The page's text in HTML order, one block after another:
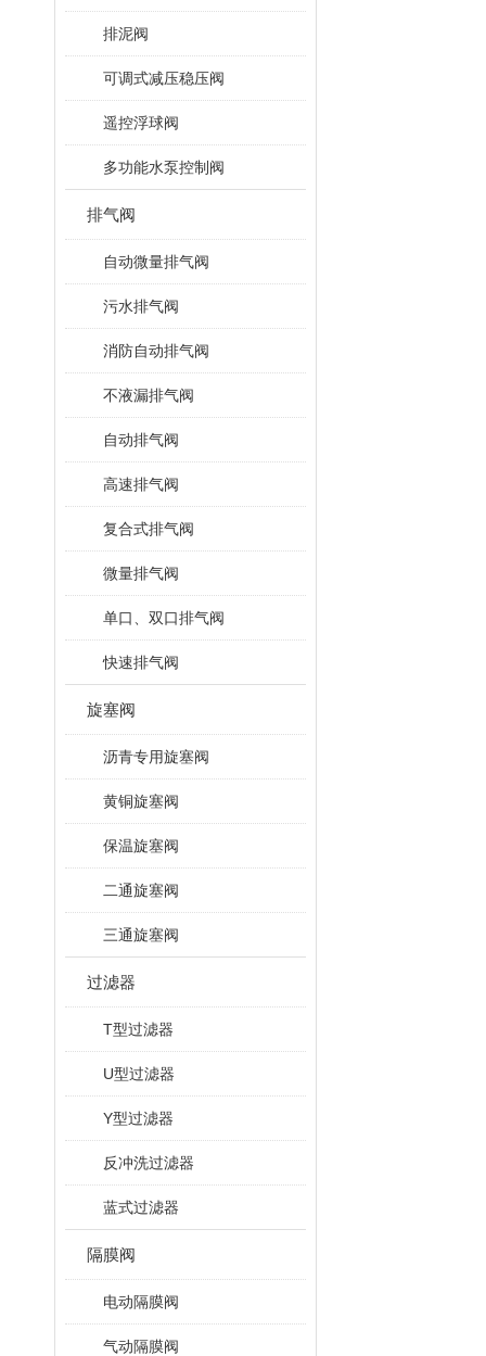
排泥阀
可调式减压稳压阀
遥控浮球阀
多功能水泵控制阀
排气阀
自动微量排气阀
污水排气阀
消防自动排气阀
不液漏排气阀
自动排气阀
高速排气阀
复合式排气阀
微量排气阀
单口、双口排气阀
快速排气阀
旋塞阀
沥青专用旋塞阀
黄铜旋塞阀
保温旋塞阀
二通旋塞阀
三通旋塞阀
过滤器
T型过滤器
U型过滤器
Y型过滤器
反冲洗过滤器
蓝式过滤器
隔膜阀
电动隔膜阀
气动隔膜阀